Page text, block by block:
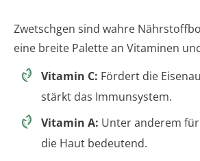
Zwetschgen sind wahre
eine breite Palette an Vitaminen
Vitamin C: Fördert die
stärkt das Immunsystem.
Vitamin A: Unter anderem
die Haut bedeutend.